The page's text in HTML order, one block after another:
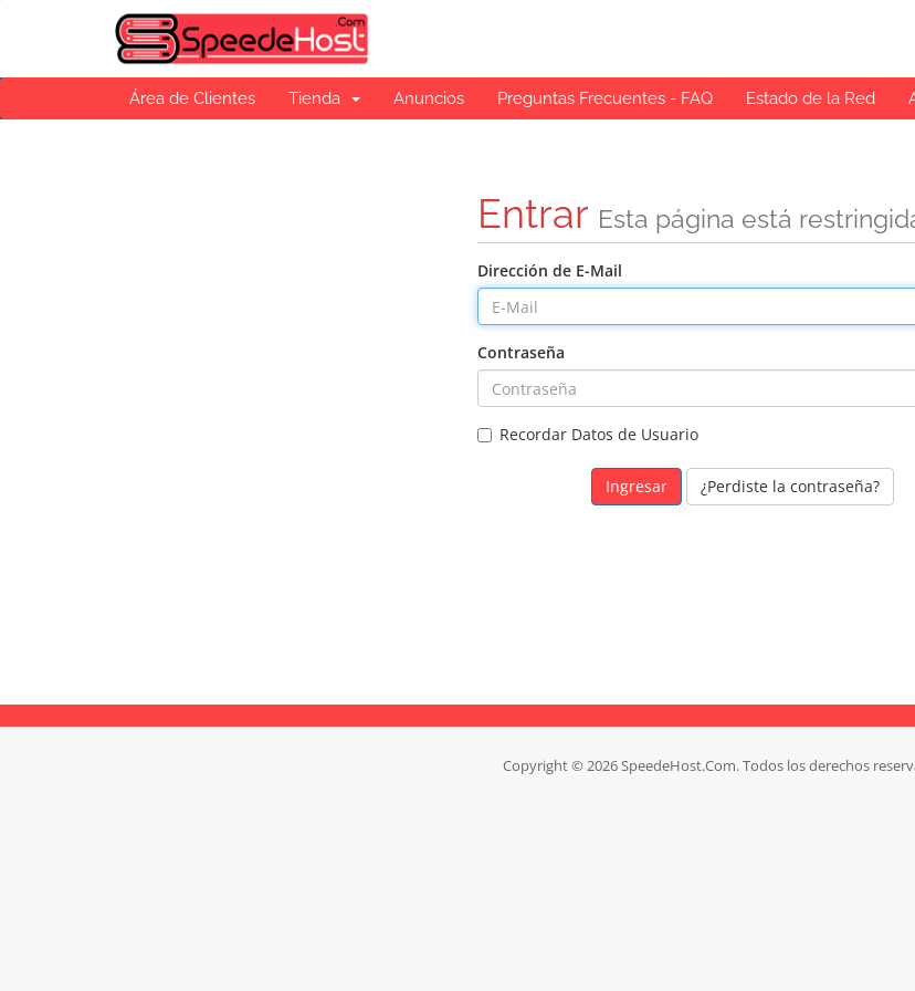
Área de Clientes Tienda Anuncios Preguntas Frecuentes - FAQ Estado de la Red
Entrar Esta página está
Dirección de E-Mail
Contraseña
Recordar Datos de Usuario
¿Perdiste la contraseña?
Copyright © 2026 SpeedeHost.Com. Todos los derechos